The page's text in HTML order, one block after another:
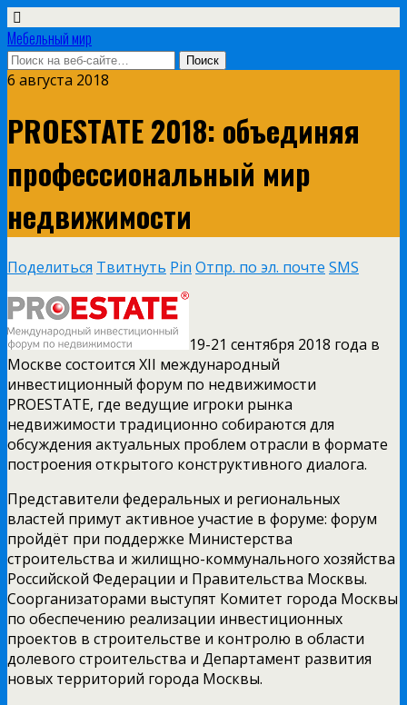
Мебельный мир
6 августа 2018
PROESTATE 2018: объединяя
профессиональный мир
недвижимости
Поделиться Твитнуть Pin Отпр. по эл. почте SMS
19-21 сентября 2018 года в
Москве состоится XII международный
инвестиционный форум по недвижимости
PROESTATE, где ведущие игроки рынка
недвижимости традиционно собираются для
обсуждения актуальных проблем отрасли в формате
построения открытого конструктивного диалога.
Представители федеральных и региональных
властей примут активное участие в форуме: форум
пройдёт при поддержке Министерства
строительства и жилищно-коммунального хозяйства
Российской Федерации и Правительства Москвы.
Соорганизаторами выступят Комитет города Москвы
по обеспечению реализации инвестиционных
проектов в строительстве и контролю в области
долевого строительства и Департамент развития
новых территорий города Москвы.